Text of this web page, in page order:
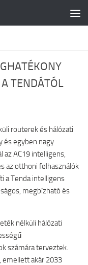
TENDÁTÓL
routerek és hálózati
és egyben nagy
AC19 intelligens,
az otthoni felhasználók
a Tenda intelligens
megbízható és
nélküli hálózati
számára terveztek.
emellett akár 2033